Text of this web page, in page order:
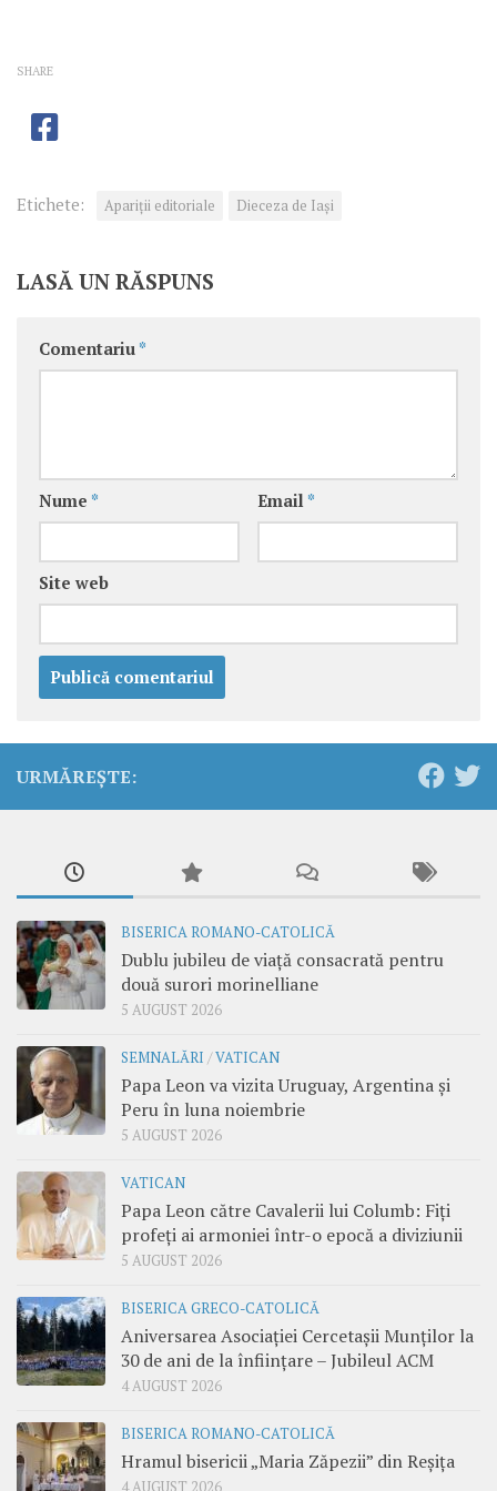
SHARE
Etichete: Apariţii editoriale Dieceza de Iași
LASĂ UN RĂSPUNS
Comentariu *
Nume * Email *
Site web
URMĂREȘTE:
BISERICA ROMANO-CATOLICĂ
Dublu jubileu de viață consacrată pentru
două surori morinelliane
5 AUGUST 2026
SEMNALĂRI /VATICAN
Papa Leon va vizita Uruguay, Argentina și
Peru în luna noiembrie
5 AUGUST 2026
VATICAN
Papa Leon către Cavalerii lui Columb: Fiți
profeți ai armoniei într-o epocă a diviziunii
5 AUGUST 2026
BISERICA GRECO-CATOLICĂ
Aniversarea Asociației Cercetașii Munților la
30 de ani de la înființare – Jubileul ACM
4 AUGUST 2026
BISERICA ROMANO-CATOLICĂ
Hramul bisericii „Maria Zăpezii” din Reșița